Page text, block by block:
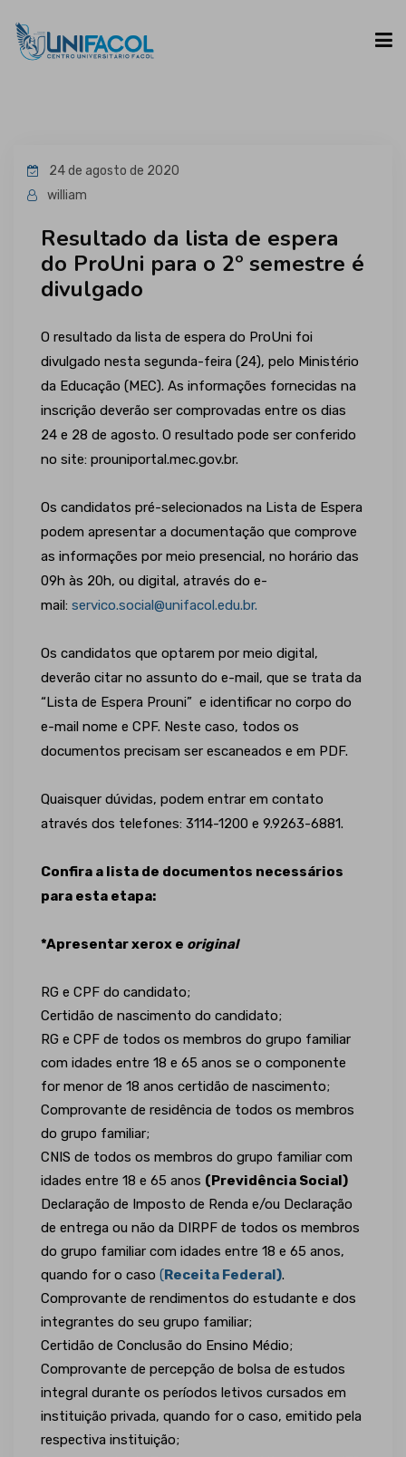
CURSOS
ESPAÇO DO ALUNO
CONTATO
24 de agosto de 2020
william
Resultado da lista de espera
do ProUni para o 2º semestre é
divulgado
O resultado da lista de espera do ProUni foi
divulgado nesta segunda-feira (24), pelo Ministério
da Educação (MEC). As informações fornecidas na
inscrição deverão ser comprovadas entre os dias
24 e 28 de agosto. O resultado pode ser conferido
no site: prouniportal.mec.gov.br.
Os candidatos pré-selecionados na Lista de Espera
podem apresentar a documentação que comprove
as informações por meio presencial, no horário das
09h às 20h, ou digital, através do e-
mail: servico.social@unifacol.edu.br.
Os candidatos que optarem por meio digital,
deverão citar no assunto do e-mail, que se trata da
“Lista de Espera Prouni” e identificar no corpo do
e-mail nome e CPF. Neste caso, todos os
documentos precisam ser escaneados e em PDF.
Quaisquer dúvidas, podem entrar em contato
através dos telefones: 3114-1200 e 9.9263-6881.
Confira a lista de documentos necessários
para esta etapa:
*Apresentar xerox e original
RG e CPF do candidato;
Certidão de nascimento do candidato;
RG e CPF de todos os membros do grupo familiar
com idades entre 18 e 65 anos se o componente
for menor de 18 anos certidão de nascimento;
Comprovante de residência de todos os membros
do grupo familiar;
CNIS de todos os membros do grupo familiar com
idades entre 18 e 65 anos (Previdência Social)
Declaração de Imposto de Renda e/ou Declaração
de entrega ou não da DIRPF de todos os membros
do grupo familiar com idades entre 18 e 65 anos,
quando for o caso (Receita Federal).
Comprovante de rendimentos do estudante e dos
integrantes do seu grupo familiar;
Certidão de Conclusão do Ensino Médio;
Comprovante de percepção de bolsa de estudos
integral durante os períodos letivos cursados em
instituição privada, quando for o caso, emitido pela
respectiva instituição;